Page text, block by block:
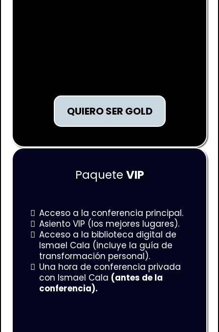
QUIERO SER GOLD
PaqueteVIP
Acceso a la conferencia principal.
Asiento VIP (los mejores lugares).
Acceso a la biblioteca digital de
Ismael Cala (incluye la guía de
transformación personal).
Una hora de conferencia privada
con Ismael Cala (antes de la
conferencia).